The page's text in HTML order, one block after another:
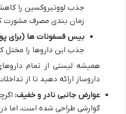
جذب لووتیروکسین را
زمان بندی مصرف مشورت
بیس فسفونات ها (برای
جذب این داروها را مختل
همیشه لیستی از تمام
داروساز ارائه دهید تا از
عوارض جانبی نادر و خفیف:
گوارشی طراحی شده است، اما